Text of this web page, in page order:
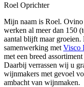
Roel Oprichter
Mijn naam is Roel.
werken al meer dan 150
aantal blijft maar
samenwerking met Visco
met een breed
Daarbij verrassen wij u
wijnmakers met gevoel
ambacht van wijnmaken.